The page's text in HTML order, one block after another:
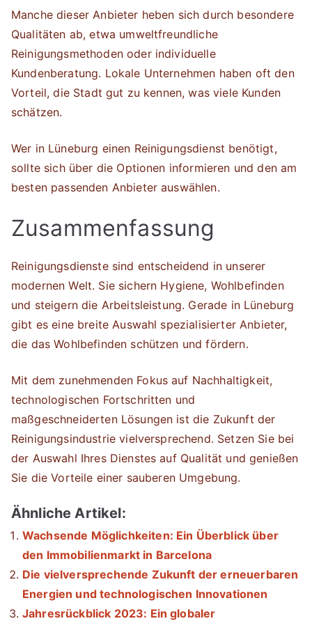
Manche dieser Anbieter heben sich durch besondere
Qualitäten ab, etwa umweltfreundliche
Reinigungsmethoden oder individuelle
Kundenberatung. Lokale Unternehmen haben oft den
Vorteil, die Stadt gut zu kennen, was viele Kunden
schätzen.
Wer in Lüneburg einen Reinigungsdienst benötigt,
sollte sich über die Optionen informieren und den am
besten passenden Anbieter auswählen.
Zusammenfassung
Reinigungsdienste sind entscheidend in unserer
modernen Welt. Sie sichern Hygiene, Wohlbefinden
und steigern die Arbeitsleistung. Gerade in Lüneburg
gibt es eine breite Auswahl spezialisierter Anbieter,
die das Wohlbefinden schützen und fördern.
Mit dem zunehmenden Fokus auf Nachhaltigkeit,
technologischen Fortschritten und
maßgeschneiderten Lösungen ist die Zukunft der
Reinigungsindustrie vielversprechend. Setzen Sie bei
der Auswahl Ihres Dienstes auf Qualität und genießen
Sie die Vorteile einer sauberen Umgebung.
Ähnliche Artikel:
Wachsende Möglichkeiten: Ein Überblick über
den Immobilienmarkt in Barcelona
Die vielversprechende Zukunft der erneuerbaren
Energien und technologischen Innovationen
Jahresrückblick 2023: Ein globaler